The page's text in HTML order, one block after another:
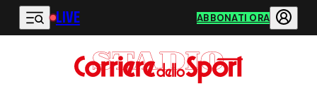
Vai al contenuto principale
LIVE ABBONATI ORA